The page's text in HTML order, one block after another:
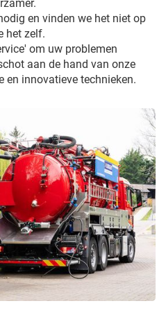
en vinden we het niet op
het zelf.
om uw problemen
aan de hand van onze
en innovatieve technieken.